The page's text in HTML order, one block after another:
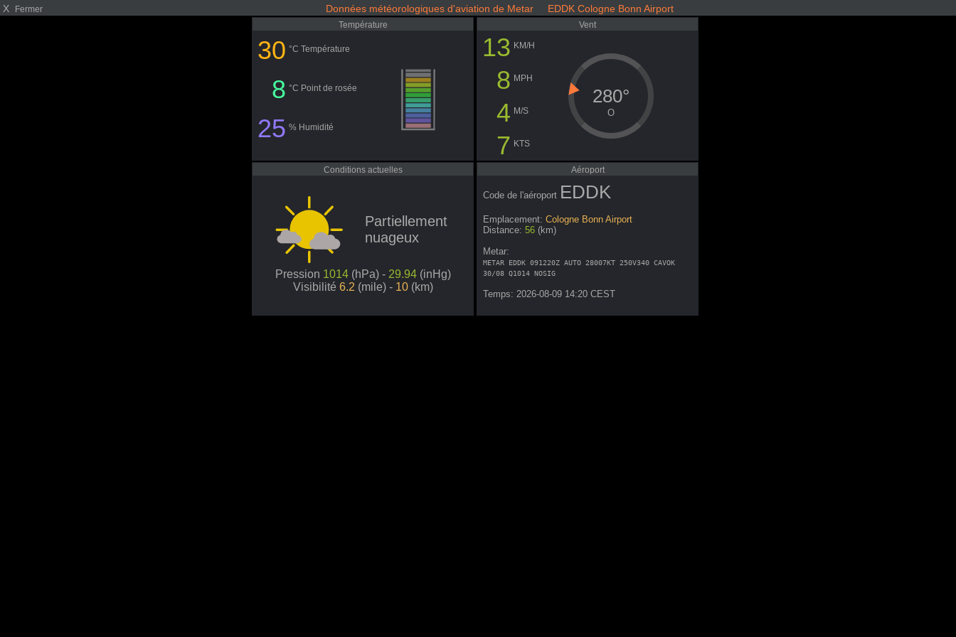
X Fermer Données météorologiques d'aviation de Metar EDDK Cologne Bonn Airport
Température
30 °C Température
8 °C Point de rosée
25 % Humidité
Vent
13 KM/H
8 MPH
4 M/S
7 KTS
280°
O
Conditions actuelles
Partiellement
nuageux
Pression 1014 (hPa) - 29.94 (inHg)
Visibilité 6.2 (mile) - 10 (km)
Aéroport
Code de l'aéroport EDDK
Emplacement: Cologne Bonn Airport
Distance: 56 (km)
Metar:
METAR EDDK 091220Z AUTO 28007KT 250V340 CAVOK
30/08 Q1014 NOSIG
Temps: 2026-08-09 14:20 CEST